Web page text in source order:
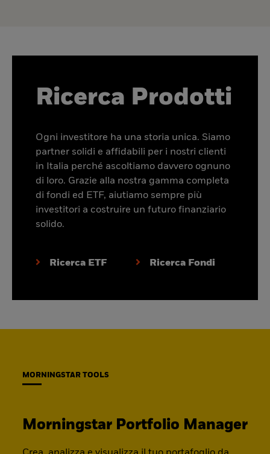
Ricerca Prodotti
Ogni investitore ha una storia unica. Siamo
partner solidi e affidabili per i nostri clienti
in Italia perché ascoltiamo davvero ognuno
di loro. Grazie alla nostra gamma completa
di fondi ed ETF, aiutiamo sempre più
investitori a costruire un futuro finanziario
solido.
Ricerca ETF Ricerca Fondi
MORNINGSTAR TOOLS
Morningstar Portfolio Manager